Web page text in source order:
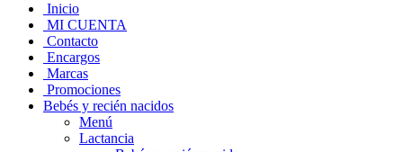
Inicio
MI CUENTA
Contacto
Encargos
Marcas
Promociones
Bebés y recién nacidos
Menú
Lactancia